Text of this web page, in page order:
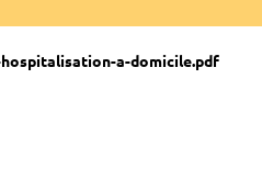
a-domicile.pdf